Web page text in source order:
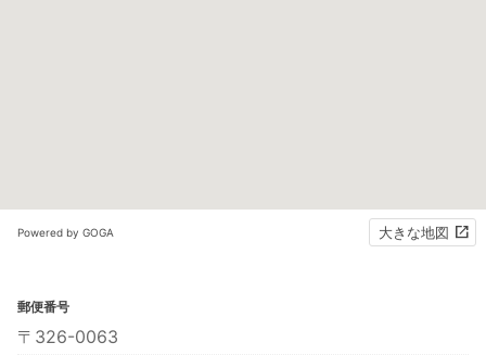
Powered by GOGA 大きな地図
郵便番号
〒326-0063